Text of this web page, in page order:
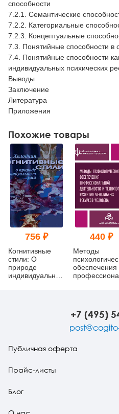
способности
7.2.1. Семантические
7.2.2. Категориальные
7.2.3. Концептуальные
7.3. Понятийные способности в
7.4. Понятийные способности
индивидуальных психических
Выводы
Заключение
Литература
Приложения
Похожие товары
756 ₽
Когнитивные
стили: О
природе
индивидуального
440 ₽
Методы
обеспечения
ресурсов
человека
+7 (495)
Публичная оферта
Прайс-листы
Блог